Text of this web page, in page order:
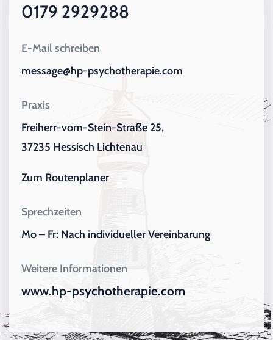
0179 2929288
E-Mail schreiben
message@hp-psychotherapie.com
Praxis
Freiherr-vom-Stein-Straße 25,
37235 Hessisch Lichtenau
Zum Routenplaner
Sprechzeiten
Mo – Fr: Nach individueller Vereinbarung
Weitere Informationen
www.hp-psychotherapie.com